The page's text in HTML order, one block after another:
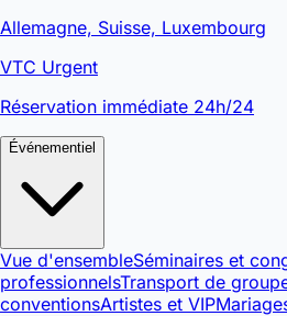
Allemagne, Suisse, Luxembourg
VTC Urgent
Réservation immédiate 24h/24
Événementiel
Vue d'ensembleSéminaires et
professionnelsTransport de
conventionsArtistes et VIP